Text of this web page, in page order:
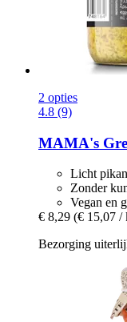
2 opties
4.8 (9)
MAMA's
Licht
Zonder
Vegan en
€ 8,29 (€ 15,07 /
Bezorging